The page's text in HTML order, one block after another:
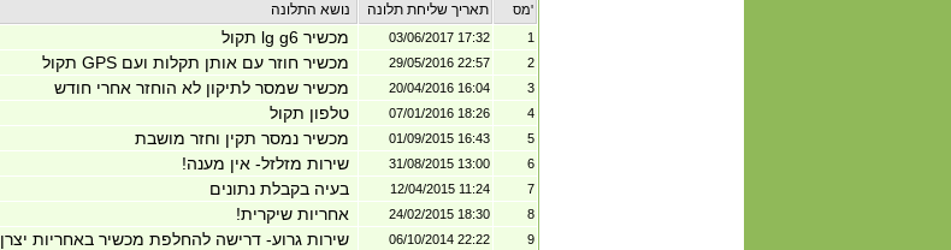
תאריך שליחת תלונה מס'
מכשיר lg g6 תקול 03/06/2017 17:32 1
מכשיר חוזר עם אותן תקלות ועם GPS תקול 29/05/2016 22:57 2
מכשיר שמסר לתיקון לא הוחזר אחרי חודש 20/04/2016 16:04 3
טלפון תקול 07/01/2016 18:26 4
מכשיר נמסר תקין וחזר מושבת 01/09/2015 16:43 5
שירות מזלזל- אין מענה! 31/08/2015 13:00 6
בעיה בקבלת נתונים 12/04/2015 11:24 7
אחריות שיקרית! 24/02/2015 18:30 8
שירות גרוע- דרישה להחלפת מכשיר באחריות יצרן. 06/10/2014 22:22 9